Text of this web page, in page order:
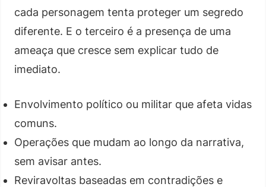
cada personagem tenta proteger um segredo
diferente. E o terceiro é a presença de uma
ameaça que cresce sem explicar tudo de
imediato.
Envolvimento político ou militar que afeta vidas
comuns.
Operações que mudam ao longo da narrativa,
sem avisar antes.
Reviravoltas baseadas em contradições e